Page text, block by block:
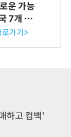
운 가능
7개 도
가기>
하고 컴백'